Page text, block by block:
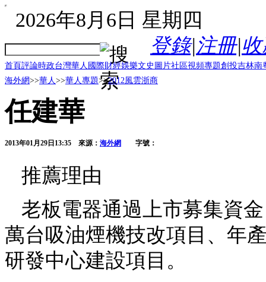
2026年8月6日 星期四
登錄|注冊|
首頁評論時政台灣華人 國際財經娛樂文史 圖片社區視頻專題創投吉林南
海外網>>華人>>華人專題>>2012風雲浙商
任建華
2013年01月29日13:35 來源： 海外網 字號：
推薦理由
老板電器通過上市募集資
萬台吸油煙機技改項目、年
研發中心建設項目。